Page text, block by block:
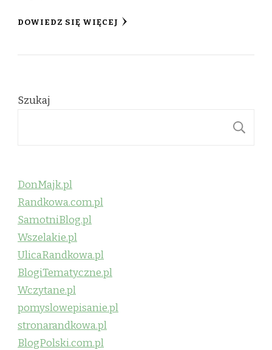
DOWIEDZ SIĘ WIĘCEJ
Szukaj
DonMajk.pl
Randkowa.com.pl
SamotniBlog.pl
Wszelakie.pl
UlicaRandkowa.pl
BlogiTematyczne.pl
Wczytane.pl
pomyslowepisanie.pl
stronarandkowa.pl
BlogPolski.com.pl